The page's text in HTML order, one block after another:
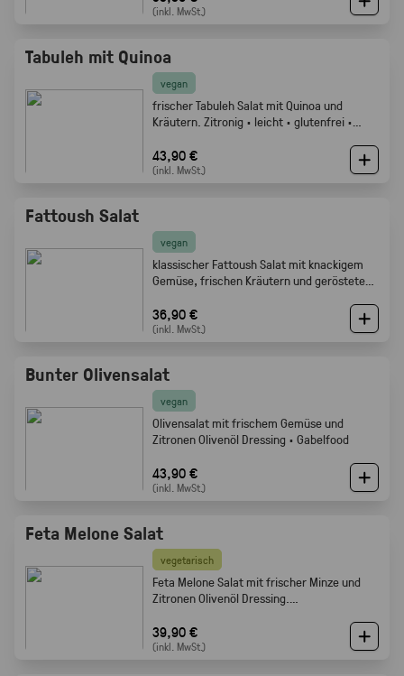
(inkl. MwSt.)
Tabuleh mit Quinoa
vegan
frischer Tabuleh Salat mit Quinoa und
Kräutern. Zitronig · leicht · glutenfrei ·
43,90 €
(inkl. MwSt.)
Fattoush Salat
vegan
klassischer Fattoush Salat mit knackigem
Gemüse, frischen Kräutern und geröstetem
Mezze oder Buffet Beilage · Gabelfood
36,90 €
(inkl. MwSt.)
Bunter Olivensalat
vegan
Olivensalat mit frischem Gemüse und
Zitronen Olivenöl Dressing · Gabelfood
43,90 €
(inkl. MwSt.)
Feta Melone Salat
vegetarisch
Feta Melone Salat mit frischer Minze und
Zitronen Olivenöl Dressing.
Beilage · Gabelfood
39,90 €
(inkl. MwSt.)